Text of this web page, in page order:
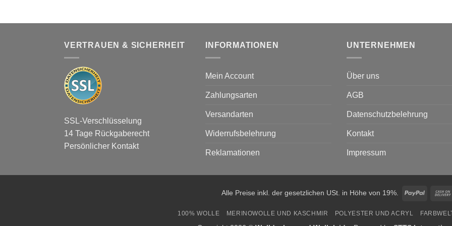
VERTRAUEN & SICHERHEIT
SSL-Verschlüsselung
14 Tage Rückgaberecht
Persönlicher Kontakt
INFORMATIONEN
Mein Account
Zahlungsarten
Versandarten
Widerrufsbelehrung
Reklamationen
UNTERNEHMEN
Über uns
AGB
Datenschutzbelehrung
Kontakt
Impressum
Alle Preise inkl. der gesetzlichen USt. in Höhe von 19%. PayPal
100% WOLLE MERINOWOLLE UND KASCHMIR POLYESTER UND ACRYL